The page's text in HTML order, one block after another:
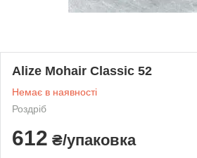
Alize Mohair Classic 52
Немає в наявності
Роздріб
612 ₴/упаковка